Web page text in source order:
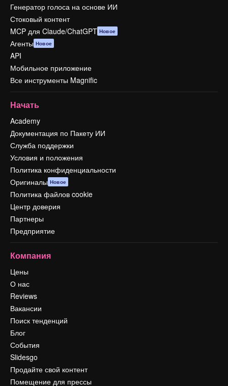
Генератор голоса на основе ИИ
Стоковый контент
MCP для Claude/ChatGPT Новое
Агенты Новое
API
Мобильное приложение
Все инструменты Magnific
Начать
Academy
Документация по Пакету ИИ
Служба поддержки
Условия и положения
Политика конфиденциальности
Оригиналы Новое
Политика файлов cookie
Центр доверия
Партнеры
Предприятие
Компания
Цены
О нас
Reviews
Вакансии
Поиск тенденций
Блог
События
Slidesgo
Продайте свой контент
Помещение для прессы